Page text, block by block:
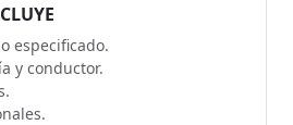
especificado.
y conductor.